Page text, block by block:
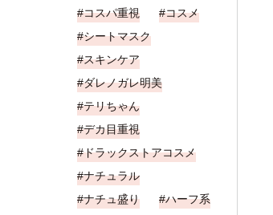
コスパ重視
コスメ
シートマスク
スキンケア
ダレノガレ明美
テリちゃん
デカ目重視
ドラックストアコスメ
ナチュラル
ナチュ盛り
ハーフ系